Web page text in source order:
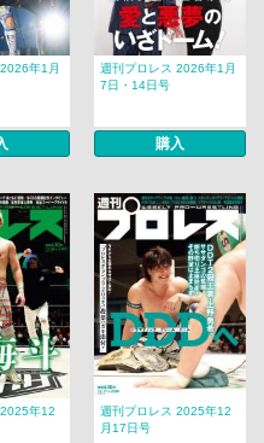
年1月
週刊プロレス 2026年1月
7日・14日号
購入
年12
週刊プロレス 2025年12
月17日号